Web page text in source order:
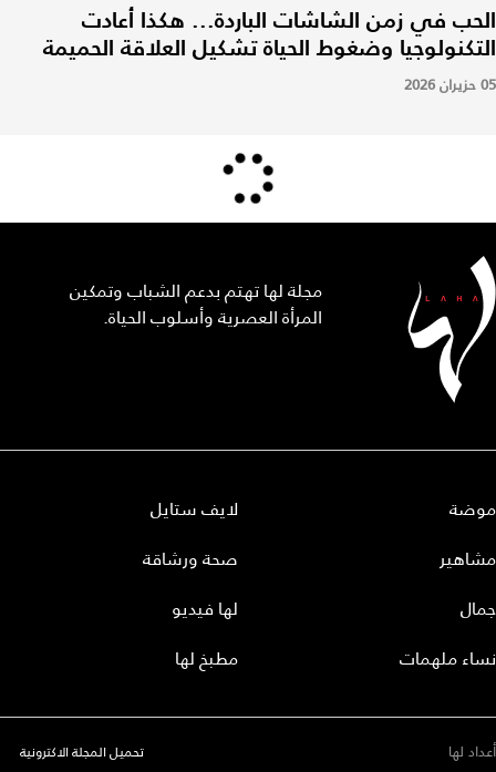
الحب في زمن الشاشات الباردة... هكذا أعادت
التكنولوجيا وضغوط الحياة تشكيل العلاقة الحميمة
05 حزيران 2026
مجلة لها تهتم بدعم الشباب وتمكين
المرأة العصرية وأسلوب الحياة.
موضة
مشاهير
جمال
نساء ملهمات
لايف ستايل
صحة ورشاقة
لها فيديو
مطبخ لها
أعداد لها تحميل المجلة الاكترونية